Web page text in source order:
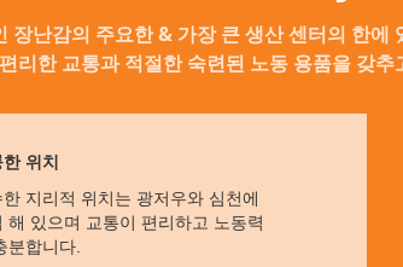
장난감의 주요한 & 가장 큰 생산 센터의 한에
리한 교통과 적절한 숙련된 노동 용품을 갖추
위치
한 지리적 위치는 광저우와 심천에
해 있으며 교통이 편리하고 노동력
분합니다.